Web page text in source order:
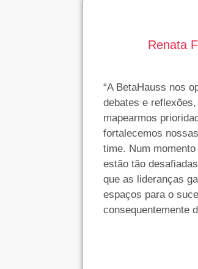
Renata
“A BetaHauss nos
debates e
mapearmos
fortalecemos
time. Num
estão tão
que as lideranças
espaços para o
consequentemente